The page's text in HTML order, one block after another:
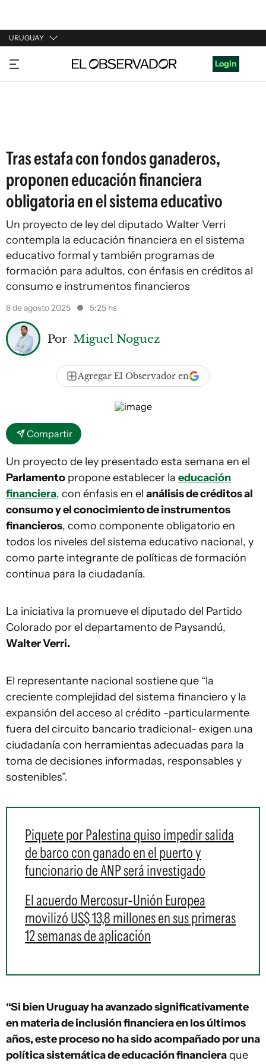
URUGUAY
URUGUAY
ARGENTINA
Login
Tras estafa con fondos ganaderos,
proponen educación financiera
obligatoria en el sistema educativo
Un proyecto de ley del diputado Walter Verri
contempla la educación financiera en el sistema
educativo formal y también programas de
formación para adultos, con énfasis en créditos al
consumo e instrumentos financieros
8 de agosto 2025 5:25 hs
Por Miguel Noguez
Agregar El Observador en
Compartir
Un proyecto de ley presentado esta semana en el
Parlamento propone establecer la educación
financiera, con énfasis en el análisis de créditos al
consumo y el conocimiento de instrumentos
financieros, como componente obligatorio en
todos los niveles del sistema educativo nacional, y
como parte integrante de políticas de formación
continua para la ciudadanía.
La iniciativa la promueve el diputado del Partido
Colorado por el departamento de Paysandú,
Walter Verri.
El representante nacional sostiene que “la
creciente complejidad del sistema financiero y la
expansión del acceso al crédito -particularmente
fuera del circuito bancario tradicional- exigen una
ciudadanía con herramientas adecuadas para la
toma de decisiones informadas, responsables y
sostenibles”.
Piquete por Palestina quiso impedir salida
de barco con ganado en el puerto y
funcionario de ANP será investigado
El acuerdo Mercosur-Unión Europea
movilizó US$ 13,8 millones en sus primeras
12 semanas de aplicación
“Si bien Uruguay ha avanzado significativamente
en materia de inclusión financiera en los últimos
años, este proceso no ha sido acompañado por una
política sistemática de educación financieraque